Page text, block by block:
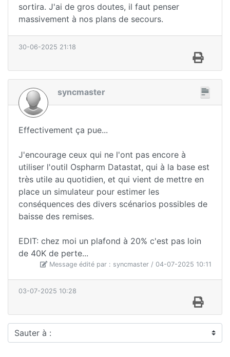
sortira. J'ai de gros doutes, il faut penser
massivement à nos plans de secours.
30-06-2025 21:18
syncmaster
Effectivement ça pue...
J'encourage ceux qui ne l'ont pas encore à
utiliser l'outil Ospharm Datastat, qui à la base est
très utile au quotidien, et qui vient de mettre en
place un simulateur pour estimer les
conséquences des divers scénarios possibles de
baisse des remises.
EDIT: chez moi un plafond à 20% c'est pas loin
de 40K de perte...
Message édité par : syncmaster / 04-07-2025 10:11
03-07-2025 10:28
Sauter à :